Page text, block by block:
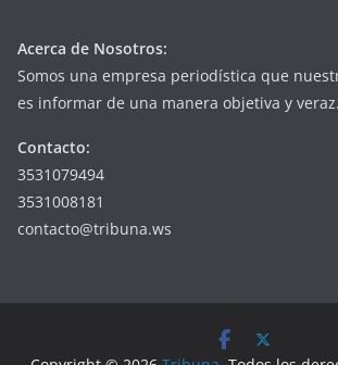
Acerca de Nosotros:
Somos una empresa periodística que
es informar de una manera objetiva y veraz.
Contacto:
3531079494
3531008181
contacto@tribuna.ws